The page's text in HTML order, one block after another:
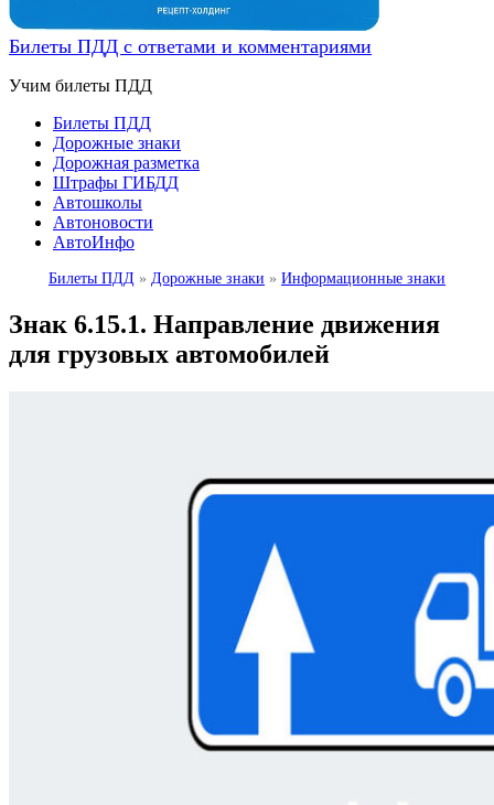
Билеты ПДД с ответами и комментариями
Учим билеты ПДД
Билеты ПДД
Дорожные знаки
Дорожная разметка
Штрафы ГИБДД
Автошколы
Автоновости
АвтоИнфо
Билеты ПДД » Дорожные знаки » Информационные знаки
Знак 6.15.1. Направление движения
для грузовых автомобилей